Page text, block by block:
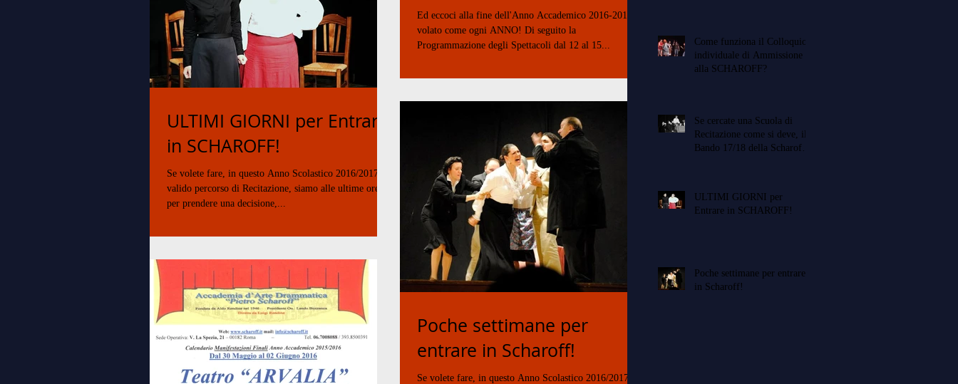
Ed eccoci alla fine dell'Anno Accademico 2016-2017,
volato come ogni ANNO! Di seguito la
Programmazione degli Spettacoli dal 12 al 15...
ULTIMI GIORNI per Entrare
in SCHAROFF!
Se volete fare, in questo Anno Scolastico 2016/2017, un
valido percorso di Recitazione, siamo alle ultime ore
per prendere una decisione,...
Poche settimane per
entrare in Scharoff!
Se volete fare, in questo Anno Scolastico 2016/2017, un
Come funziona il Colloquio
individuale di Ammissione
alla SCHAROFF?
Se cercate una Scuola di
Recitazione come si deve, il
Bando 17/18 della Scharoff è
ULTIMI GIORNI per
Entrare in SCHAROFF!
Poche settimane per entrare
in Scharoff!